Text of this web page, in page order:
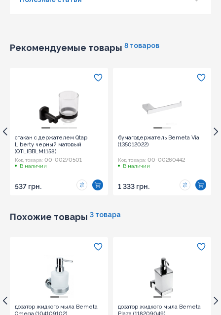
Рекомендуемые товары 8 товаров
стакан с держателем Qtap
Liberty черный матовый
(QTLIBBLM1158)
Код товара: 00-00270501
В наличии
537 грн.
бумагодержатель Bemeta Via
(135012022)
Код товара: 00-00260442
В наличии
1 333 грн.
Похожие товары 3 товара
дозатор жидкого мыла Bemeta
Omega (104109102)
дозатор жидкого мыла Bemeta
Plaza (118209049)
Обновить капчу (CAPTCHA)
Отправить